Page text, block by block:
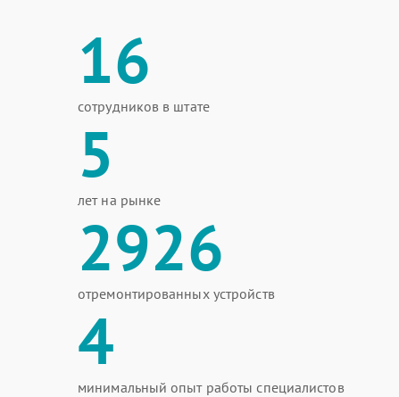
16
сотрудников в штате
5
лет на рынке
2926
отремонтированных устройств
4
минимальный опыт работы специалистов